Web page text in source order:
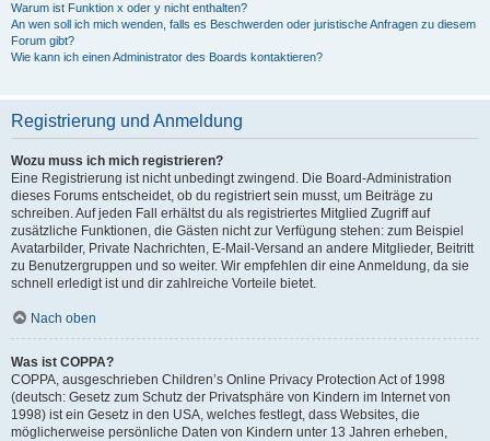
Warum ist Funktion x oder y nicht enthalten?
An wen soll ich mich wenden, falls es Beschwerden oder juristische Anfragen zu diesem
Forum gibt?
Wie kann ich einen Administrator des Boards kontaktieren?
Registrierung und Anmeldung
Wozu muss ich mich registrieren?
Eine Registrierung ist nicht unbedingt zwingend. Die Board-Administration
dieses Forums entscheidet, ob du registriert sein musst, um Beiträge zu
schreiben. Auf jeden Fall erhältst du als registriertes Mitglied Zugriff auf
zusätzliche Funktionen, die Gästen nicht zur Verfügung stehen: zum Beispiel
Avatarbilder, Private Nachrichten, E-Mail-Versand an andere Mitglieder, Beitritt
zu Benutzergruppen und so weiter. Wir empfehlen dir eine Anmeldung, da sie
schnell erledigt ist und dir zahlreiche Vorteile bietet.
Nach oben
Was ist COPPA?
COPPA, ausgeschrieben Children’s Online Privacy Protection Act of 1998
(deutsch: Gesetz zum Schutz der Privatsphäre von Kindern im Internet von
1998) ist ein Gesetz in den USA, welches festlegt, dass Websites, die
möglicherweise persönliche Daten von Kindern unter 13 Jahren erheben,